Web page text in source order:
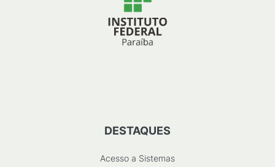
DESTAQUES
Acesso a Sistemas